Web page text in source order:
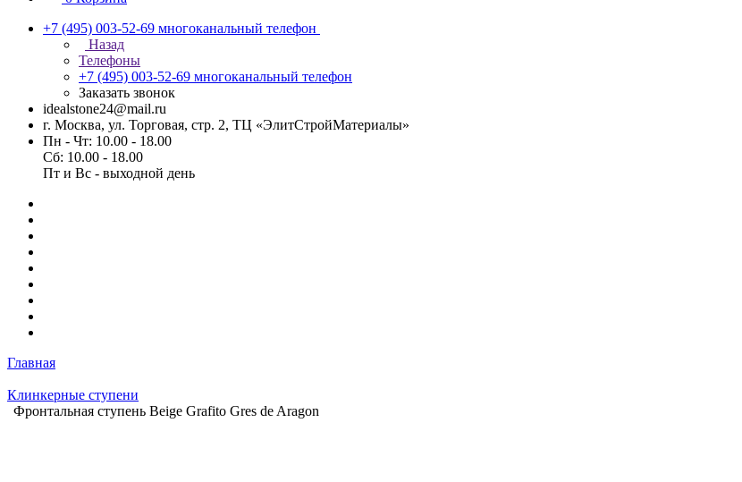
+7 (495) 003-52-69 многоканальный телефон
Назад
Телефоны
+7 (495) 003-52-69 многоканальный телефон
Заказать звонок
idealstone24@mail.ru
г. Москва, ул. Торговая, стр. 2, ТЦ «ЭлитСтройМатериалы»
Пн - Чт: 10.00 - 18.00
Сб: 10.00 - 18.00
Пт и Вс - выходной день
Главная
Клинкерные ступени
Фронтальная ступень Beige Grafito Gres de Aragon